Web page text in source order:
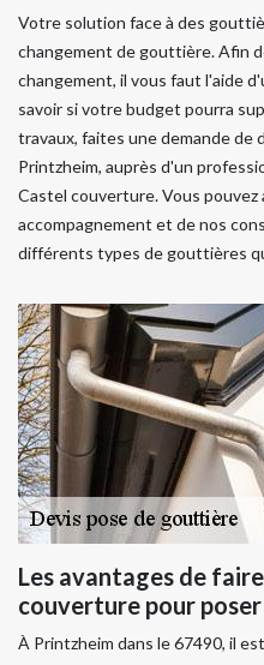
Votre solution face à des
changement de gouttière. Afin
changement, il vous faut l'aide
savoir si votre budget pourra
travaux, faites une demande de
Printzheim, auprès d'un
Castel couverture. Vous
accompagnement et de nos
différents types de gouttières
Les avantages de
couverture pour
À Printzheim dans le 67490, il